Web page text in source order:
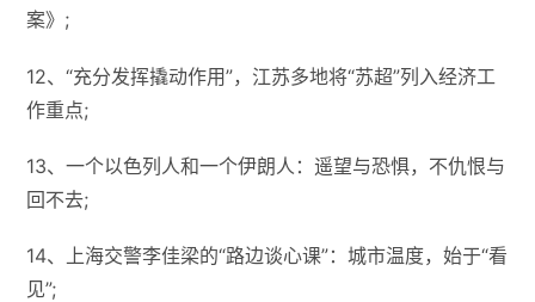
案》;
12、“充分发挥撬动作用”，江苏多地将“苏超”列入经济工
作重点;
13、一个以色列人和一个伊朗人：遥望与恐惧，不仇恨与
回不去;
14、上海交警李佳梁的“路边谈心课”：城市温度，始于“看
见”;